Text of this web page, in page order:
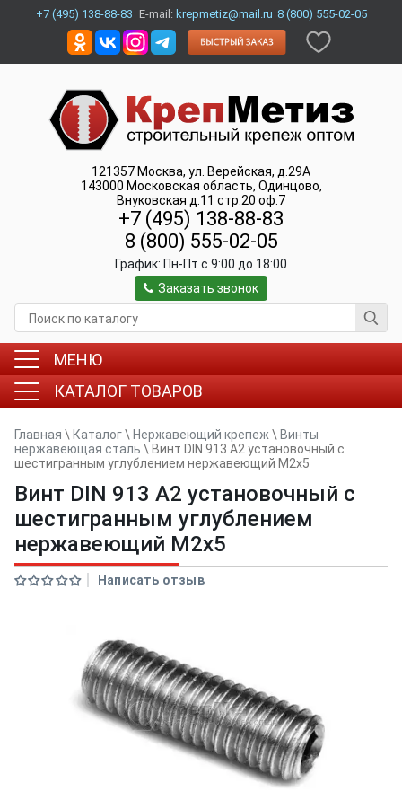
+7 (495) 138-88-83 E-mail: krepmetiz@mail.ru 8 (800) 555-02-05
121357 Москва, ул. Верейская, д.29А
143000 Московская область, Одинцово,
Внуковская д.11 стр.20 оф.7
+7 (495) 138-88-83
8 (800) 555-02-05
График: Пн-Пт c 9:00 до 18:00
Заказать звонок
МЕНЮ
КАТАЛОГ ТОВАРОВ
Главная \ Каталог\ Нержавеющий крепеж \ Винты
нержавеющая сталь \ Винт DIN 913 А2 установочный с
шестигранным углублением нержавеющий M2x5
Винт DIN 913 А2 установочный с
шестигранным углублением
нержавеющий M2x5
Написать отзыв